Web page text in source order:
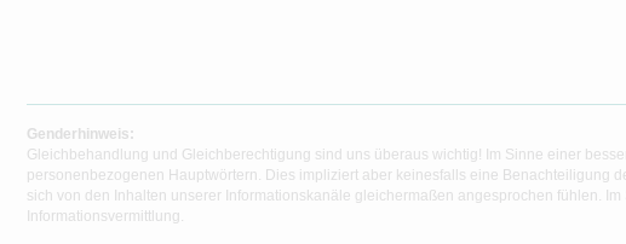
Genderhinweis:
Gleichbehandlung und Gleichberechtigung sind uns überaus wichtig! Im Sinne einer
personenbezogenen Hauptwörtern. Dies impliziert aber keinesfalls eine Benachteiligung
sich von den Inhalten unserer Informationskanäle gleichermaßen angesprochen fühlen.
Informationsvermittlung.